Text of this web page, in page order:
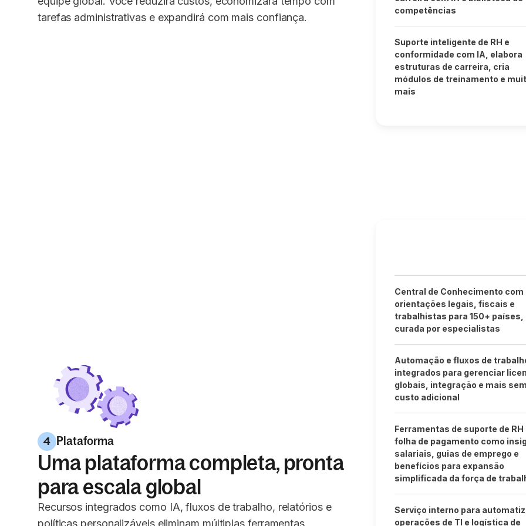
tarefas administrativas e expandirá com mais confiança.
competências
Suporte inteligente de RH e
conformidade com IA, elabora
estruturas de carreira, cria
módulos de treinamento e
mais
4 Plataforma
Uma plataforma completa, pronta
para escala global
Recursos integrados como IA, fluxos de trabalho, relatórios e
políticas personalizáveis eliminam múltiplas ferramentas,
Central de Conhecimento com
orientações legais, fiscais e
trabalhistas para 150+ países,
curada por especialistas
Automação e fluxos de
integrados para gerenciar
globais, integração e mais
custo adicional
Ferramentas de suporte de RH
folha de pagamento como
salariais, guias de emprego e
benefícios para expansão
simplificada da força de
Serviço interno para
operações de TI e logística de